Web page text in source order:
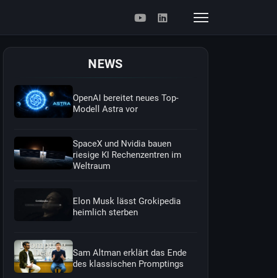
NEWS
OpenAI bereitet neues Top-
Modell Astra vor
SpaceX und Nvidia bauen
riesige KI Rechenzentren im
Weltraum
Elon Musk lässt Grokipedia
heimlich sterben
Sam Altman erklärt das Ende
des klassischen Promptings